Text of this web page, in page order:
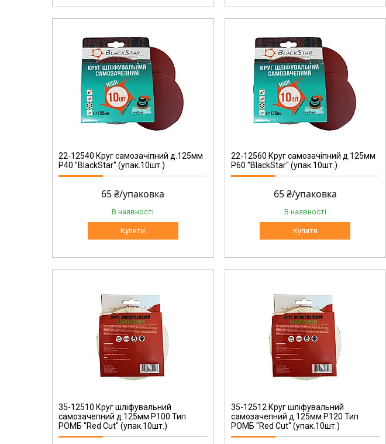
22-12540 Круг самозачіпний д.125мм
Р40 ''BlackStar'' (упак.10шт.)
65 ₴/упаковка
В наявності
Купити
22-12560
22-12560 Круг самозачіпний д.125мм
Р60 ''BlackStar'' (упак.10шт.)
65 ₴/упаковка
В наявності
Купити
22-12580
35-12510 Круг шліфувальний
самозачепний д.125мм Р100 Тип
РОМБ "Red Cut" (упак.10шт.)
35-12512
35-12512 Круг шліфувальний
самозачепний д.125мм Р120 Тип
РОМБ "Red Cut" (упак.10шт.)
35-12515